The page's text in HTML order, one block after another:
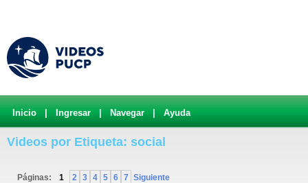
Inicio Ingresar Navegar Ayuda
Videos por Etiqueta: social
Páginas: 1 2 3 4 5 6 7 Siguiente